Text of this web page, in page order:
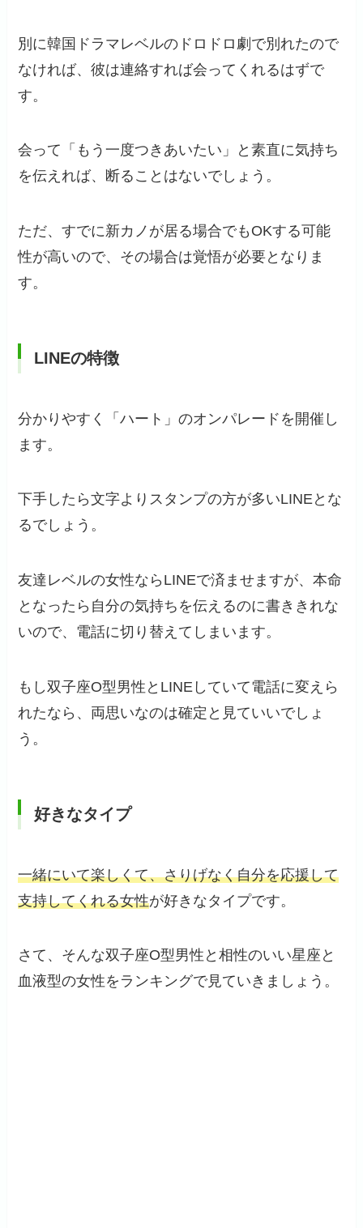
別に韓国ドラマレベルのドロドロ劇で別れたので
なければ、彼は連絡すれば会ってくれるはずで
す。
会って「もう一度つきあいたい」と素直に気持ち
を伝えれば、断ることはないでしょう。
ただ、すでに新カノが居る場合でもOKする可能
性が高いので、その場合は覚悟が必要となりま
す。
LINEの特徴
分かりやすく「ハート」のオンパレードを開催し
ます。
下手したら文字よりスタンプの方が多いLINEとな
るでしょう。
友達レベルの女性ならLINEで済ませますが、本命
となったら自分の気持ちを伝えるのに書ききれな
いので、電話に切り替えてしまいます。
もし双子座O型男性とLINEしていて電話に変えら
れたなら、両思いなのは確定と見ていいでしょ
う。
好きなタイプ
一緒にいて楽しくて、さりげなく自分を応援して
支持してくれる女性が好きなタイプです。
さて、そんな双子座O型男性と相性のいい星座と
血液型の女性をランキングで見ていきましょう。